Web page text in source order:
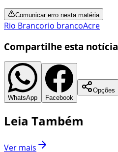
Comunicar erro nesta matéria
Rio Brancorio brancoAcre
Compartilhe esta notícia
WhatsApp Facebook
Opções
Leia Também
Ver mais